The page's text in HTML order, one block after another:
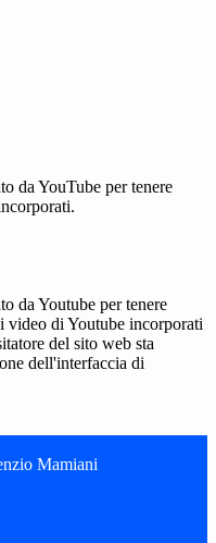
da YouTube per tenere
da Youtube per tenere
video di Youtube incorporati
del sito web sta
dell'interfaccia di
Mamiani